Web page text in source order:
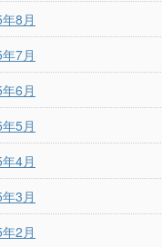
8月
7月
6月
5月
4月
3月
2月